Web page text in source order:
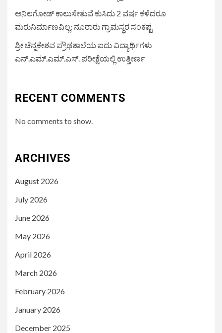
ಅನಿಲಗೋಡ್ ಕಾಲುಸೇತುವೆ ಕುಸಿದು 2 ವರ್ಷ ಕಳೆದರೂ
ಮರುನಿರ್ಮಾಣವಿಲ್ಲ: ನೂರಾರು ಗ್ರಾಮಸ್ಥರ ಸಂಕಷ್ಟ
ಶ್ರೀ ಚೆನ್ನಕೇಶವ ಪ್ರೌಢಶಾಲೆಯ ಐದು ವಿದ್ಯಾರ್ಥಿಗಳು
ಎನ್.ಎಮ್.ಎಮ್.ಎಸ್. ಪರೀಕ್ಷೆಯಲ್ಲಿ ಉತ್ತೀರ್ಣ
RECENT COMMENTS
No comments to show.
ARCHIVES
August 2026
July 2026
June 2026
May 2026
April 2026
March 2026
February 2026
January 2026
December 2025